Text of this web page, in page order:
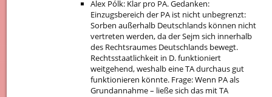
Alex Pólk: Klar pro PA. Gedanken:
Einzugsbereich der PA ist nicht unbegrenzt:
Sorben außerhalb Deutschlands können nicht
vertreten werden, da der Sejm sich innerhalb
des Rechtsraumes Deutschlands bewegt.
Rechtsstaatlichkeit in D. funktioniert
weitgehend, weshalb eine TA durchaus gut
funktionieren könnte. Frage: Wenn PA als
Grundannahme – ließe sich das mit TA